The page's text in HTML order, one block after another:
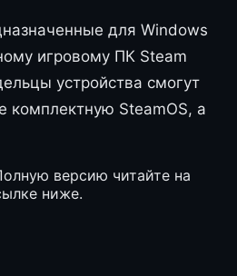
для Windows
игровому ПК Steam
устройства смогут
комплектную SteamOS, а
версию читайте на
ниже.